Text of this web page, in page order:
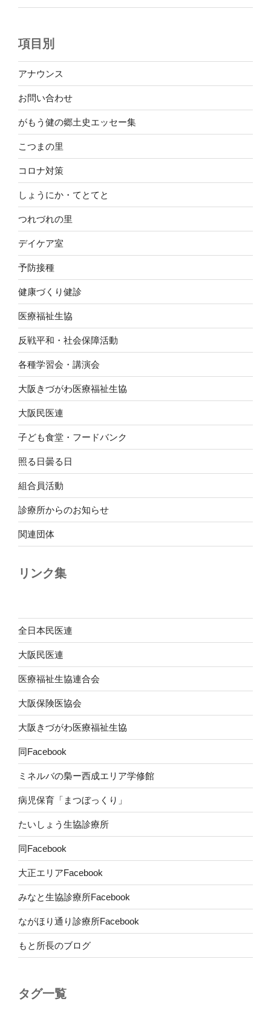
項目別
アナウンス
お問い合わせ
がもう健の郷土史エッセー集
こつまの里
コロナ対策
しょうにか・てとてと
つれづれの里
デイケア室
予防接種
健康づくり健診
医療福祉生協
反戦平和・社会保障活動
各種学習会・講演会
大阪きづがわ医療福祉生協
大阪民医連
子ども食堂・フードバンク
照る日曇る日
組合員活動
診療所からのお知らせ
関連団体
リンク集
全日本民医連
大阪民医連
医療福祉生協連合会
大阪保険医協会
大阪きづがわ医療福祉生協
同Facebook
ミネルバの梟ー西成エリア学修館
病児保育「まつぼっくり」
たいしょう生協診療所
同Facebook
大正エリアFacebook
みなと生協診療所Facebook
ながほり通り診療所Facebook
もと所長のブログ
タグ一覧